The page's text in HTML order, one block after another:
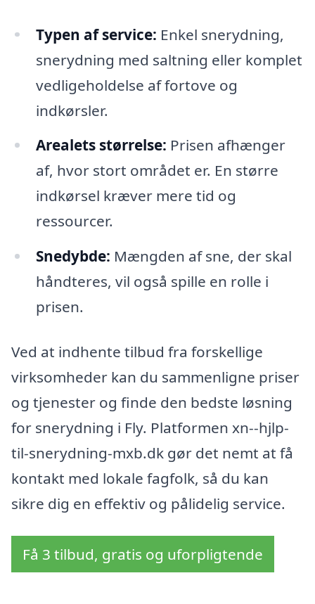
Typen af service: Enkel snerydning,
snerydning med saltning eller komplet
vedligeholdelse af fortove og
indkørsler.
Arealets størrelse: Prisen afhænger
af, hvor stort området er. En større
indkørsel kræver mere tid og
ressourcer.
Snedybde: Mængden af sne, der skal
håndteres, vil også spille en rolle i
prisen.
Ved at indhente tilbud fra forskellige
virksomheder kan du sammenligne priser
og tjenester og finde den bedste løsning
for snerydning i Fly. Platformen xn--hjlp-
til-snerydning-mxb.dk gør det nemt at få
kontakt med lokale fagfolk, så du kan
sikre dig en effektiv og pålidelig service.
Få 3 tilbud, gratis og uforpligtende